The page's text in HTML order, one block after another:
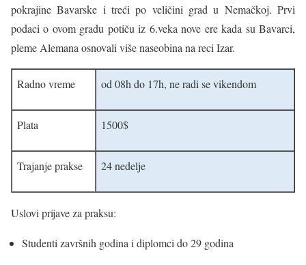
pokrajine Bavarske i treći po veličini grad u Nemačkoj. Prvi
podaci o ovom gradu potiču iz 6.veka nove ere kada su Bavarci,
pleme Alemana osnovali više naseobina na reci Izar.
Radno vreme od 08h do 17h, ne radi se vikendom
Plata 1500$
Trajanje prakse 24 nedelje
Uslovi prijave za praksu:
Studenti završnih godina i diplomci do 29 godina